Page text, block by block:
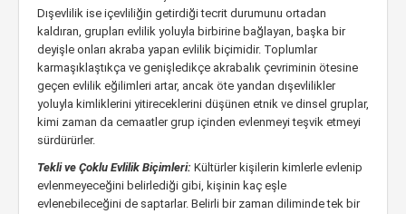
Dışevlilik ise içevliliğin getirdiği tecrit durumunu ortadan
kaldıran, grupları evlilik yoluyla birbirine bağlayan, başka bir
deyişle onları akraba yapan evlilik biçimidir. Toplumlar
karmaşıklaştıkça ve genişledikçe akrabalık çevriminin ötesine
geçen evlilik eğilimleri artar, ancak öte yandan dışevlilikler
yoluyla kimliklerini yitireceklerini düşünen etnik ve dinsel gruplar,
kimi zaman da cemaatler grup içinden evlenmeyi teşvik etmeyi
sürdürürler.
Tekli ve Çoklu Evlilik Biçimleri: Kültürler kişilerin kimlerle evlenip
evlenmeyeceğini belirlediği gibi, kişinin kaç eşle
evlenebileceğini de saptarlar. Belirli bir zaman diliminde tek bir